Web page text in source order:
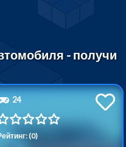
- получи
24
(0)